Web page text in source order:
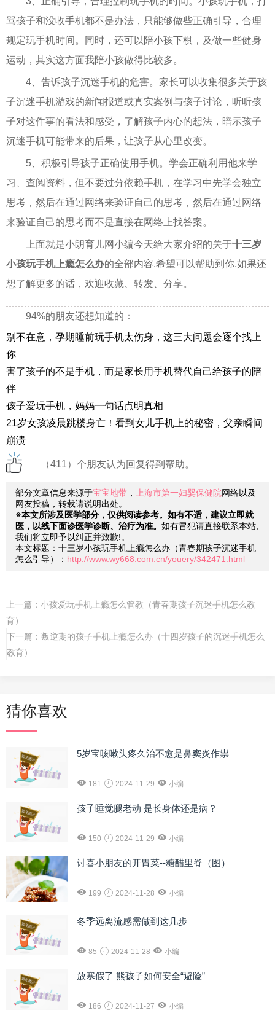
骂孩子和没收手机都不是办法，只能够做些正确引导，合理
规定玩手机时间。同时，还可以陪小孩下棋，及做一些健身
运动，其实这方面我陪小孩做得比较多。
4、告诉孩子沉迷手机的危害。家长可以收集很多关于孩
子沉迷手机游戏的新闻报道或真实案例与孩子讨论，听听孩
子对这件事的看法和感受，了解孩子内心的想法，暗示孩子
沉迷手机可能带来的后果，让孩子从心里改变。
5、积极引导孩子正确使用手机。学会正确利用他来学
习、查阅资料，但不要过分依赖手机，在学习中先学会独立
思考，然后在通过网络来验证自己的思考，然后在通过网络
来验证自己的思考而不是直接在网络上找答案。
上面就是小朗育儿网小编今天给大家介绍的关于十三岁
小孩玩手机上瘾怎么办的全部内容,希望可以帮助到你,如果还
想了解更多的话，欢迎收藏、转发、分享。
94%的朋友还想知道的：
别不在意，孕期睡前玩手机太伤身，这三大问题会逐个找上
你
害了孩子的不是手机，而是家长用手机替代自己给孩子的陪
伴
孩子爱玩手机，妈妈一句话点明真相
21岁女孩凌晨跳楼身亡！看到女儿手机上的秘密，父亲瞬间
崩溃
（411）个朋友认为回复得到帮助。
部分文章信息来源于宝宝地带 ， 上海市第一妇婴保健院网络以及
网友投稿，转载请说明出处。
※本文所涉及医学部分，仅供阅读参考。如有不适，建议立即就
医，以线下面诊医学诊断、治疗为准。 如有冒犯请直接联系本站,
我们将立即予以纠正并致歉!。
本文标题：十三岁小孩玩手机上瘾怎么办（青春期孩子沉迷手机
怎么引导）： http://www.wy668.com.cn/youery/342471.html
上一篇： 小孩爱玩手机上瘾怎么管教（青春期孩子沉迷手机怎么教
育）
下一篇： 叛逆期的孩子手机上瘾怎么办（十四岁孩子的沉迷手机怎么
教育）
猜你喜欢
5岁宝咳嗽头疼久治不愈是鼻窦炎作祟
181 2024-11-29 小编
孩子睡觉腿老动 是长身体还是病？
150 2024-11-29 小编
讨喜小朋友的开胃菜--糖醋里脊（图）
199 2024-11-28 小编
冬季远离流感需做到这几步
85 2024-11-28 小编
放寒假了 熊孩子如何安全“避险”
186 2024-11-27 小编